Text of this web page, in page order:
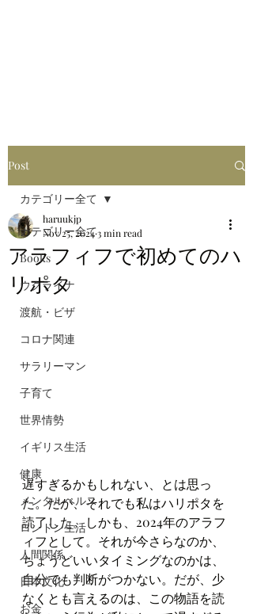
Post
カテゴリー全て
Books
ウクライナ
渡航・ビザ
コロナ関連
サラリーマン
子育て
世界情勢
イギリス生活
健康
メンタルヘルス
ロンドン生活
人間関係
日本文化
お金
カテゴリー全て
アラフィフで初めてのハ
リポタ
haruukjp
Nov 25, 20243 min read
遅すぎるかもしれない、とは思っ
た。だが、それでも私はハリポタを
読了した。しかも、2024年のアラフ
ィフとして。それが今さらなのか、
ちょうどいいタイミングなのかは、
自分でも判断がつかない。だが、少
なくとも言えるのは、この物語を読